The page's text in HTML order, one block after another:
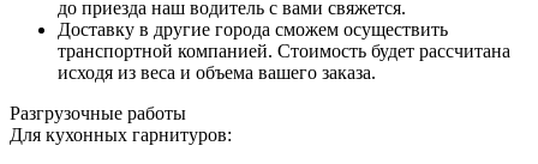
до приезда наш водитель с вами свяжется.
Доставку в другие города сможем осуществить
транспортной компанией. Стоимость будет рассчитана
исходя из веса и объема вашего заказа.
Разгрузочные работы
Для кухонных гарнитуров: